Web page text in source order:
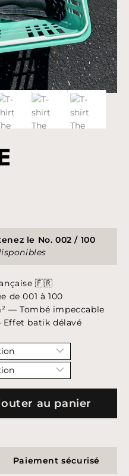
le No. 002 / 100
🇫🇷
de 001 à 100
— Tombé impeccable
batik délavé
au panier
Paiement sécurisé